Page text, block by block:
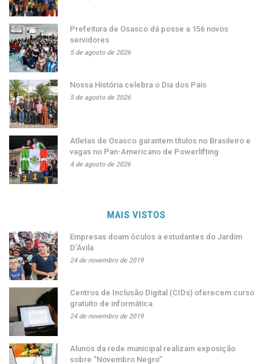
Prefeitura de Osasco dá posse a 156 novos
servidores
5 de agosto de 2026
Nossa História celebra o Dia dos Pais
5 de agosto de 2026
Atletas de Osasco garantem títulos no Brasileiro e
vagas no Pan-Americano de Powerlifting
4 de agosto de 2026
MAIS VISTOS
Empresas doam óculos a estudantes do Jardim
D’Ávila
24 de novembro de 2019
Centros de Inclusão Digital (CIDs) oferecem curso
gratuito de informática
24 de novembro de 2019
Alunos da rede municipal realizam exposição
sobre “Novembro Negro”